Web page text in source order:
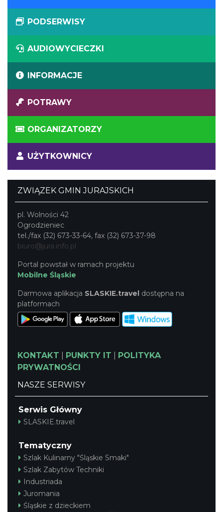
PODSERWISY
AUDIOWYCIECZKI
INFORMACJE
POTRAWY
ORGANIZATORZY
UŻYTKOWNICY
ZWIĄZEK GMIN JURAJSKICH
pl. Wolności 42
Ogrodzieniec
tel./fax (32) 673-33-64, fax (32) 673-37-98
biuro@jura.info.pl
Portal powstał w ramach projektu
Mobilne Śląskie
Darmowa aplikacja SLASKIE.travel dostępna na
platformach
KONTAKT PUNKTY IT
POLITYKA
PRYWATNOŚCI
NASZE SERWISY
Serwis Główny
SLASKIE.travel
Tematyczny
Szlak Kulinarny "Śląskie Smaki"
Szlak Zabytów Techniki
Industriada
Juromania
Śląskie z dzieckiem